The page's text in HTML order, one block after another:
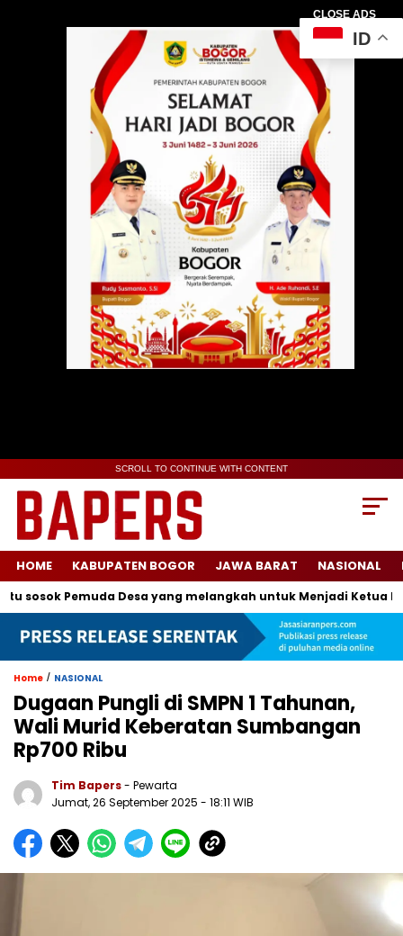
CLOSE ADS
SCROLL TO CONTINUE WITH CONTENT
HOME KABUPATEN BOGOR JAWA BARAT NASIONAL
Pemuda Desa yang melangkah untuk Menjadi Ketua
Home / NASIONAL
Dugaan Pungli di SMPN 1 Tahunan,
Wali Murid Keberatan Sumbangan
Rp700 Ribu
Tim Bapers- Pewarta
Jumat, 26 September 2025 - 18:11 WIB
ID